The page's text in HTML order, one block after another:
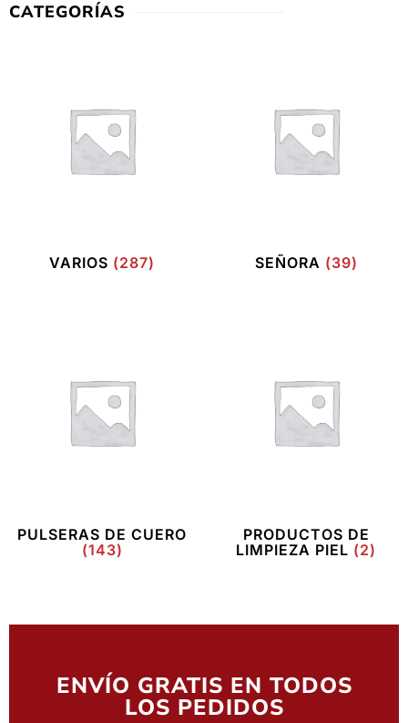
CATEGORÍAS
VARIOS (287) SEÑORA (39)
PULSERAS DE CUERO
(143)
PRODUCTOS DE
LIMPIEZA PIEL (2)
ENVÍO GRATIS EN TODOS
LOS PEDIDOS